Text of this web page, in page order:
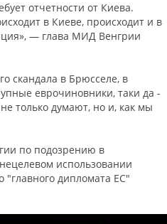
отчетности от Киева.
в Киеве, происходит и в
— глава МИД Венгрии
скандала в Брюсселе, в
еврочиновники, таки да -
только думают, но и, как мы
по подозрению в
использовании
"главного дипломата ЕС"